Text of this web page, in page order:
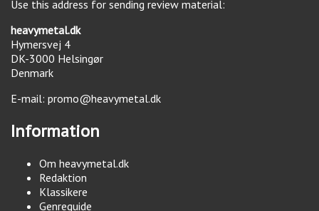
Use this address for sending review material:
heavymetal.dk
Hymersvej 4
DK-3000 Helsingør
Denmark
E-mail: promo@heavymetal.dk
Information
Om heavymetal.dk
Redaktion
Klassikere
Genreguide